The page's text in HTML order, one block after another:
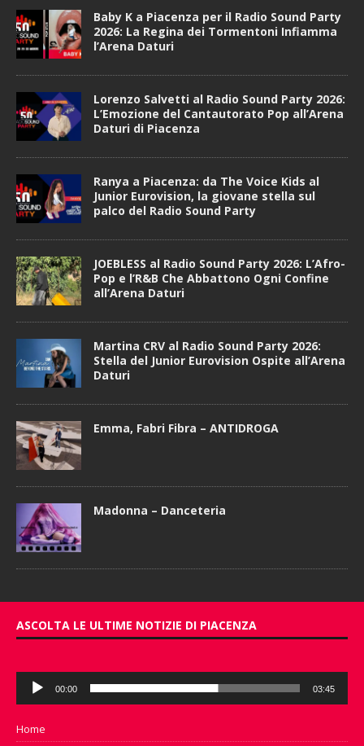
Baby K a Piacenza per il Radio Sound Party
2026: La Regina dei Tormentoni Infiamma
l’Arena Daturi
Lorenzo Salvetti al Radio Sound Party 2026:
L’Emozione del Cantautorato Pop all’Arena
Daturi di Piacenza
Ranya a Piacenza: da The Voice Kids al
Junior Eurovision, la giovane stella sul
palco del Radio Sound Party
JOEBLESS al Radio Sound Party 2026: L’Afro-
Pop e l’R&B Che Abbattono Ogni Confine
all’Arena Daturi
Martina CRV al Radio Sound Party 2026:
Stella del Junior Eurovision Ospite all’Arena
Daturi
Emma, Fabri Fibra – ANTIDROGA
Madonna – Danceteria
ASCOLTA LE ULTIME NOTIZIE DI PIACENZA
Audio
Player
00:00 03:45
Home